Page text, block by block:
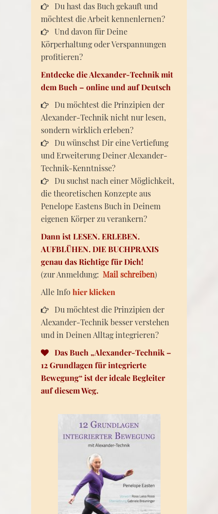
Du hast das Buch gekauft und
möchtest die Arbeit kennenlernen?
Und davon für Deine
Körperhaltung oder Verspannungen
profitieren?
Entdecke die Alexander-Technik mit
dem Buch – online und auf Deutsch
Du möchtest die Prinzipien der
Alexander-Technik nicht nur lesen,
sondern wirklich erleben?
Du wünschst Dir eine Vertiefung
und Erweiterung Deiner Alexander-
Technik-Kenntnisse?
Du suchst nach einer Möglichkeit,
die theoretischen Konzepte aus
Penelope Eastens Buch in Deinem
eigenen Körper zu verankern?
Dann ist LESEN. ERLEBEN.
AUFBLÜHEN. DIE BUCHPRAXIS
genau das Richtige für Dich!
(zur Anmeldung: Mail schreiben)
Alle Info hier klicken
Du möchtest die Prinzipien der
Alexander-Technik besser verstehen
und in Deinen Alltag integrieren?
Das Buch „Alexander-Technik –
12 Grundlagen für integrierte
Bewegung“ ist der ideale Begleiter
auf diesem Weg.